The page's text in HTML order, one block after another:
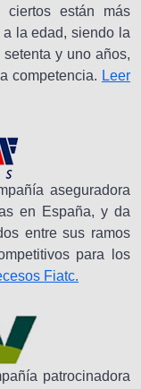
están más
la edad, siendo la
y uno años,
competencia. Leer
aseguradora
en España, y da
entre sus ramos
para los
Fiatc.
patrocinadora